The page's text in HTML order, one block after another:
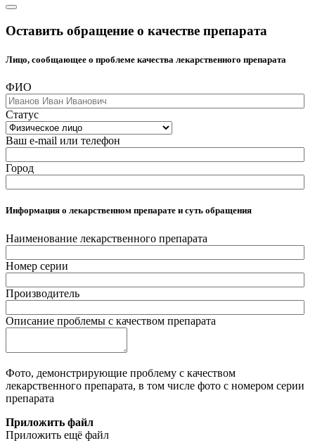
Оставить обращение о качестве препарата
Лицо, сообщающее о проблеме качества лекарственного препарата
ФИО
Статус
Ваш e-mail или телефон
Город
Информация о лекарственном препарате и суть обращения
Наименование лекарственного препарата
Номер серии
Производитель
Описание проблемы с качеством препарата
Фото, демонстрирующие проблему с качеством
лекарственного препарата, в том числе фото с номером серии
препарата
Приложить файл
Приложить ещё файл